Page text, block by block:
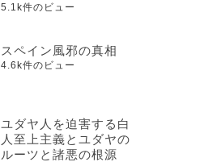
5.1k件のビュー
スペイン風邪の真相
4.6k件のビュー
ユダヤ人を迫害する白
人至上主義とユダヤの
ルーツと諸悪の根源